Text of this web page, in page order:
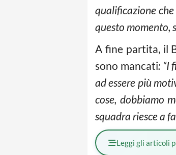
qualificazione
questo momento,
A fine partita, il
sono mancati: “I
ad essere più
cose, dobbiamo
squadra riesce a
Leggi gli articoli